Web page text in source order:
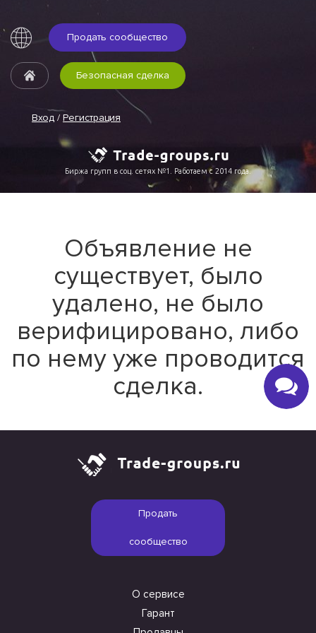
Продать сообщество
Вход / Регистрация
Безопасная сделка
Биржа групп в соц. сетях №1. Работаем с 2014 года.
Объявление не
существует, было
удалено, не было
верифицировано, либо
по нему уже проводится
сделка.
Продать
сообщество
О сервисе
Гарант